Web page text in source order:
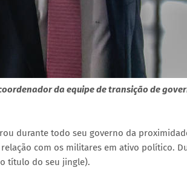
da equipe de transição de
durante todo seu governo da
com os militares em ativo político.
título do seu jingle).